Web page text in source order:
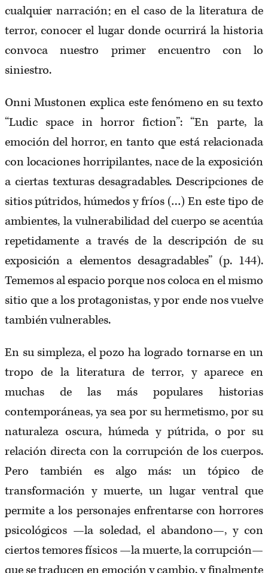
cualquier narración; en el caso de la literatura de
terror, conocer el lugar donde ocurrirá la historia
convoca nuestro primer encuentro con lo
siniestro.
Onni Mustonen explica este fenómeno en su texto
“Ludic space in horror fiction”: “En parte, la
emoción del horror, en tanto que está relacionada
con locaciones horripilantes, nace de la exposición
a ciertas texturas desagradables. Descripciones de
sitios pútridos, húmedos y fríos (…) En este tipo de
ambientes, la vulnerabilidad del cuerpo se acentúa
repetidamente a través de la descripción de su
exposición a elementos desagradables” (p. 144).
Tememos al espacio porque nos coloca en el mismo
sitio que a los protagonistas, y por ende nos vuelve
también vulnerables.
En su simpleza, el pozo ha logrado tornarse en un
tropo de la literatura de terror, y aparece en
muchas de las más populares historias
contemporáneas, ya sea por su hermetismo, por su
naturaleza oscura, húmeda y pútrida, o por su
relación directa con la corrupción de los cuerpos.
Pero también es algo más: un tópico de
transformación y muerte, un lugar ventral que
permite a los personajes enfrentarse con horrores
psicológicos —la soledad, el abandono—, y con
ciertos temores físicos —la muerte, la corrupción—